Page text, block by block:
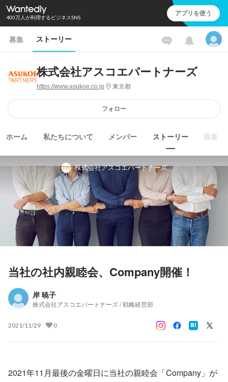
400万人が利用するビジネスSNS アプリを使う
募集 ストーリー
株式会社アスコエパートナーズ
https://www.asukoe.co.jp 東京都
フォロー
ホーム 私たちについて メンバー ストーリー 募集
株式会社アスコエパートナーズ
当社の社内親睦会、Company開催！
岸 暁子
株式会社アスコエパートナーズ / 戦略経営部
2021/11/29 0
2021年11月最後の金曜日に当社の親睦会「Company」が